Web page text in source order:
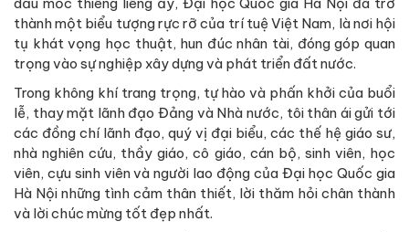
thành một biểu tượng rực rỡ của trí tuệ Việt Nam, là nơi hội
tụ khát vọng học thuật, hun đúc nhân tài, đóng góp quan
trọng vào sự nghiệp xây dựng và phát triển đất nước.
Trong không khí trang trọng, tự hào và phấn khởi của buổi
lễ, thay mặt lãnh đạo Đảng và Nhà nước, tôi thân ái gửi tới
các đồng chí lãnh đạo, quý vị đại biểu, các thế hệ giáo sư,
nhà nghiên cứu, thầy giáo, cô giáo, cán bộ, sinh viên, học
viên, cựu sinh viên và người lao động của Đại học Quốc gia
Hà Nội những tình cảm thân thiết, lời thăm hỏi chân thành
và lời chúc mừng tốt đẹp nhất.